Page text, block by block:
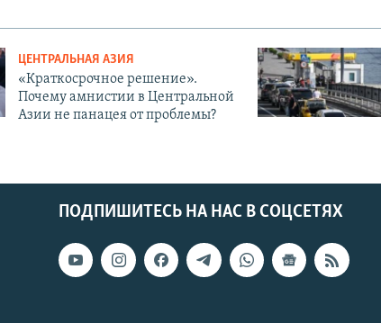
ЦЕНТРАЛЬНАЯ АЗИЯ
«Краткосрочное решение».
Почему амнистии в Центральной
Азии не панацея от проблемы?
ПОДПИШИТЕСЬ НА НАС В СОЦСЕТЯХ